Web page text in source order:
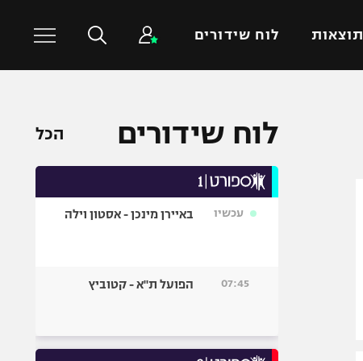
תוצאות לוח שידורים
כדורסל עולמי
כדורעף
היאבקות WWE
לוח שידורים הכל
עכשיו באיירן מינכן - אסטון וילה
07:45 הפועל ת"א - קטוביץ